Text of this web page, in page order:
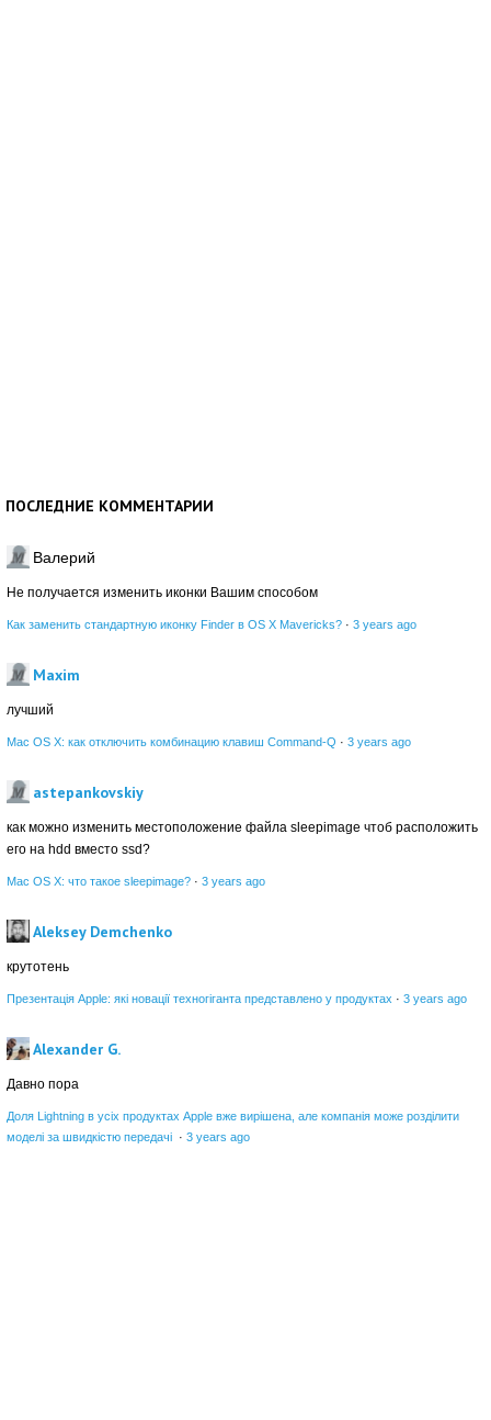
ПОСЛЕДНИЕ КОММЕНТАРИИ
Валерий
Не получается изменить иконки Вашим способом
Как заменить стандартную иконку Finder в OS X Mavericks? · 3 years ago
Maxim
лучший
Mac OS X: как отключить комбинацию клавиш Command-Q · 3 years ago
astepankovskiy
как можно изменить местоположение файла sleepimage чтоб расположить
его на hdd вместо ssd?
Mac OS X: что такое sleepimage? · 3 years ago
Aleksey Demchenko
крутотень
Презентація Apple: які новації техногіганта представлено у продуктах · 3 years ago
Alexander G.
Давно пора
Доля Lightning в усіх продуктах Apple вже вирішена, але компанія може розділити
моделі за швидкістю передачі · 3 years ago